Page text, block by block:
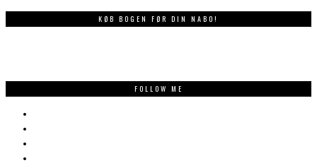
KØB BOGEN FØR DIN NABO!
FOLLOW ME